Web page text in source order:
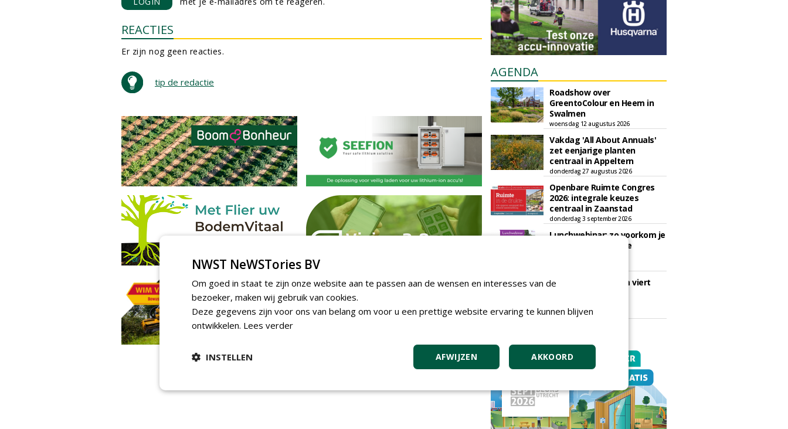
REACTIES
Er zijn nog geen reacties.
tip de redactie
AGENDA
Roadshow over
GreentoColour en Heem in
Swalmen
woensdag 12 augustus 2026
Vakdag 'All About Annuals'
zet eenjarige planten
centraal in Appeltern
donderdag 27 augustus 2026
Openbare Ruimte Congres
2026: integrale keuzes
centraal in Zaanstad
donderdag 3 september 2026
Lunchwebinar: zo voorkom je
dat natuurinclusieve
Rooftop Symposium viert
vrijdag 18 september 2026
NWST NeWSTories BV
Om goed in staat te zijn onze website aan te passen aan de wensen en interesses van de
bezoeker, maken wij gebruik van cookies.
Deze gegevens zijn voor ons van belang om voor u een prettige website ervaring te kunnen blijven
ontwikkelen. Lees verder
AKKOORD
AFWIJZEN
INSTELLEN